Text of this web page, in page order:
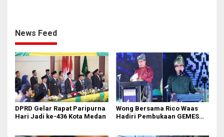
News Feed
DPRD Gelar Rapat Paripurna
Hari Jadi ke-436 Kota Medan
Wong Bersama Rico Waas
Hadiri Pembukaan GEMES